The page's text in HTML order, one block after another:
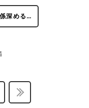
深める…